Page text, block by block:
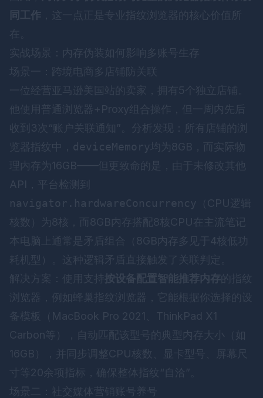
同工作 ，这一点正是专业指纹浏览器的核心价值所
在。
实战场景：内存伪装如何影响多账号生存
场景一：跨境电商多店铺防关联
一位经营亚马逊美国站的卖家，拥有5个独立店铺。
他使用普通浏览器+Proxy组合操作，但一周内先后
收到3次“账户关联通知”。分析发现：所有店铺的浏
览器指纹中， deviceMemory 均为8GB，而实际物
理内存为16GB——但更致命的是，由于未修改其他
API，平台检测到
navigator.hardwareConcurrency （CPU逻辑
核数）为8核，而8GB内存搭配8核CPU在主流笔记
本电脑上通常是矛盾组合（8GB内存多见于4核低功
耗机型）。这种逻辑矛盾直接触发了关联判定。
解决方案：使用支持 按设备配置智能推荐内存的指纹
浏览器，例如 蜂巢指纹浏览器 ，它能根据你选择的设
备模板（MacBook Pro 2021、ThinkPad X1
Carbon等），自动匹配该型号的典型内存大小（如
16GB），并同步调整CPU核数、显卡型号、屏幕尺
寸等20余项指标，确保整体指纹“自洽”。
场景二：社交媒体营销账号养号